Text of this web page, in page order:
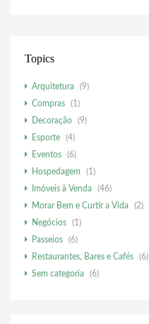
Topics
Arquitetura
(9)
Compras
(1)
Decoração
(9)
Esporte
(4)
Eventos
(6)
Hospedagem
(1)
Imóveis à Venda
(46)
Morar Bem e Curtir a Vida
(2)
Negócios
(1)
Passeios
(6)
Restaurantes, Bares e Cafés
(6)
Sem categoria
(6)